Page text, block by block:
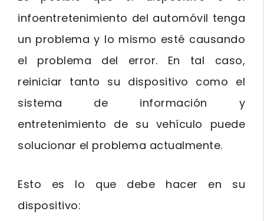
infoentretenimiento del automóvil tenga
un problema y lo mismo esté causando
el problema del error. En tal caso,
reiniciar tanto su dispositivo como el
sistema de información y
entretenimiento de su vehículo puede
solucionar el problema actualmente.
Esto es lo que debe hacer en su
dispositivo: